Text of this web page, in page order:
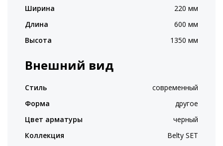
Ширина
220 мм
Длина
600 мм
Высота
1350 мм
Внешний вид
Стиль
современный
Форма
другое
Цвет арматуры
черный
Коллекция
Belty SET